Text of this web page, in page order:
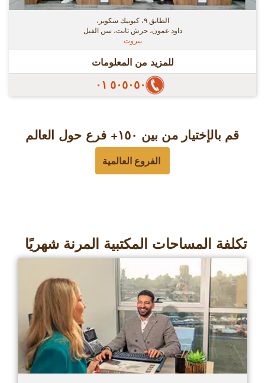
الطابق ٩، كيوبيك سكوير،
داود عمون، حرش تابت، سن الفيل
بيروت
للمزيد من المعلومات
٥٠٥٠٥٠ ٠١
قم بالإختيار من بين ١٥٠+ فرع حول العالم
الفروع العالمية
تكلفة المساحات المكتبية المرنة شهريًا